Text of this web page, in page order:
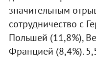
значительным
сотрудничество с
Польшей (11,8%),
Францией (8,4%).